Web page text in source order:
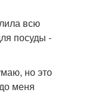
всю
посуды -
но это
меня